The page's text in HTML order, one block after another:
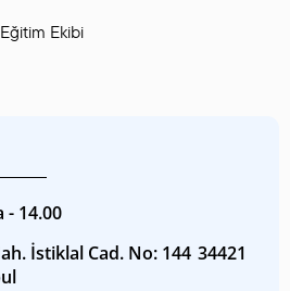
Ekibi
- 14.00
İstiklal Cad. No: 144 34421